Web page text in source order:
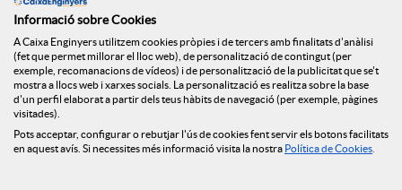
Política de cookies
Avís legal
Seguretat Online
Canal denúncies
Informació sobre Cookies
A Caixa Enginyers utilitzem cookies pròpies i de tercers amb finalitats d'anàlisi
(fet que permet millorar el lloc web), de personalització de contingut (per
exemple, recomanacions de vídeos) i de personalització de la publicitat que se't
mostra a llocs web i xarxes socials. La personalització es realitza sobre la base
d'un perfil elaborat a partir dels teus hàbits de navegació (per exemple, pàgines
visitades).
Pots acceptar, configurar o rebutjar l'ús de cookies fent servir els botons facilitats
en aquest avís. Si necessites més informació visita la nostra Política de Cookies